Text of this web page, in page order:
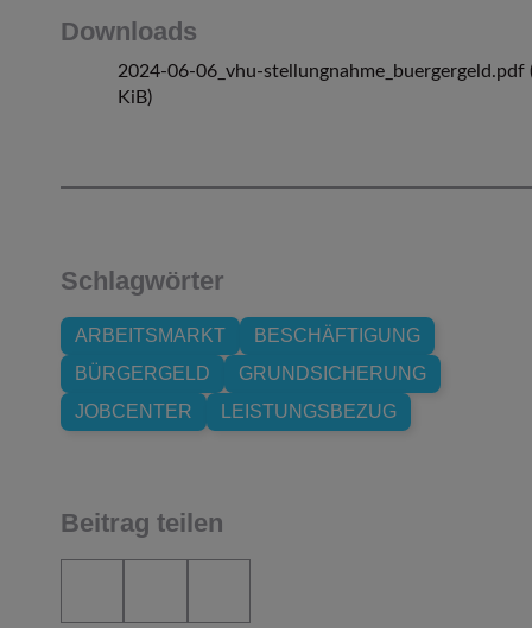
Downloads
2024-06-06_vhu-stellungnahme_buergergeld.pdf
KiB)
Schlagwörter
ARBEITSMARKT
BESCHÄFTIGUNG
BÜRGERGELD
GRUNDSICHERUNG
JOBCENTER
LEISTUNGSBEZUG
Beitrag teilen